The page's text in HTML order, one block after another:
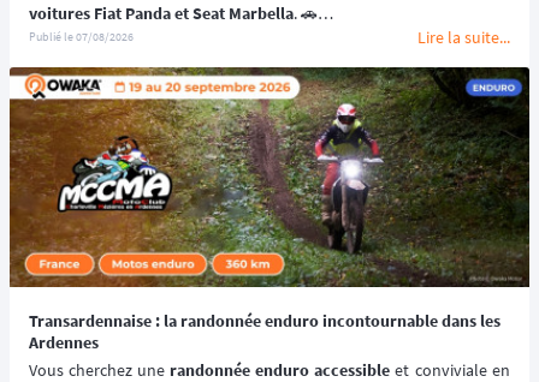
voitures Fiat Panda et Seat Marbella. 🚗
Une véritable aventure offroad qui se déroule au coeur du désert
marocain à bord de véhicules youngtimers. 🚘🌵
📆 Prochaines dates : du 3 au 10 avril 2027.
Publié le07/08/2026 Lire la suite...
Transardennaise : la randonnée enduro incontournable dans les
Ardennes
Vous cherchez une randonnée enduro accessible